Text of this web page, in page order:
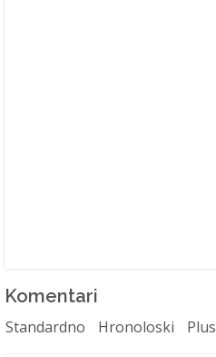
Komentari
Standardno Hronoloski Plus